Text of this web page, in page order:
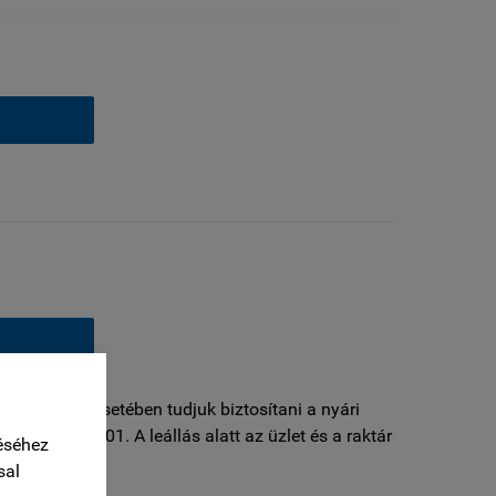
esetében tudjuk biztosítani a nyári
01. A leállás alatt az üzlet és a raktár